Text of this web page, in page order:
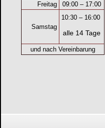
Freitag
09:00 – 17:00
Samstag
10:30– 16:00
alle 14 Tage
und nach Vereinbarung